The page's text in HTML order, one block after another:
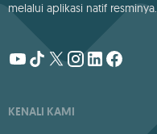
melalui aplikasi natif resminya.
KENALI KAMI